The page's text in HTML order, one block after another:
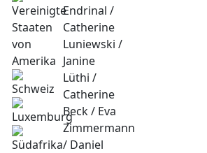
Endrinal /
Catherine
Luniewski /
Janine
Lüthi /
Catherine
Beck / Eva
Zimmermann
/ Daniel